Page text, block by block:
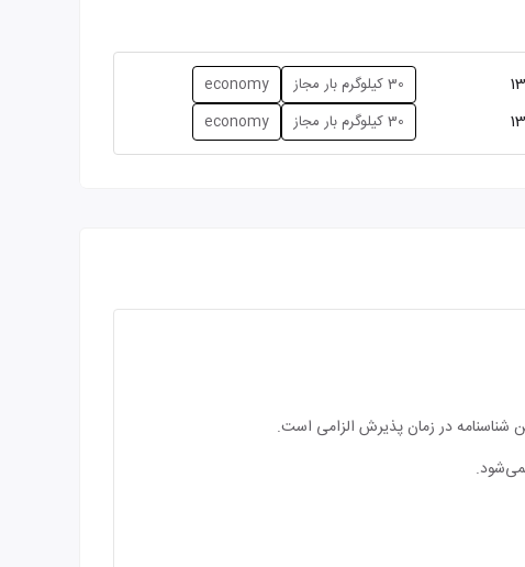
30 کیلوگرم بار مجاز economy
30 کیلوگرم بار مجاز economy
شناسنامه در زمان پذیرش الزامی است.